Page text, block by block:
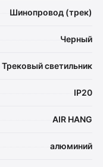
Шинопровод (трек)
Черный
Трековый светильник
IP20
AIR HANG
алюминий